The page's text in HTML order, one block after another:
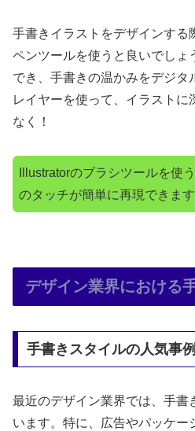
手書きイラストをデザインする
ペンツールを使うと良いでしょ
でき、手書きの温かみをデジタ
レイヤーを使って、イラスト
なく！
Illustratorのブラシツールを使
のタッチが簡単に再現できます
デザイン業界における
手書きスタイルの人気事例
最近のデザイン業界では、手書
います。特に、広告やパッケー